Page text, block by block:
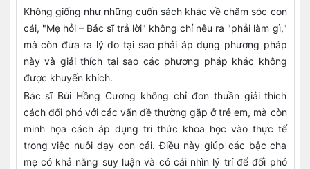
Không giống như những cuốn sách khác về chăm sóc con
cái, "Mẹ hỏi – Bác sĩ trả lời" không chỉ nêu ra "phải làm gì,"
mà còn đưa ra lý do tại sao phải áp dụng phương pháp
này và giải thích tại sao các phương pháp khác không
được khuyến khích.
Bác sĩ Bùi Hồng Cương không chỉ đơn thuần giải thích
cách đối phó với các vấn đề thường gặp ở trẻ em, mà còn
minh họa cách áp dụng tri thức khoa học vào thực tế
trong việc nuôi dạy con cái. Điều này giúp các bậc cha
mẹ có khả năng suy luận và có cái nhìn lý trí để đối phó